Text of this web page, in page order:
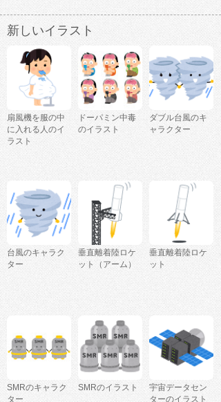
新しいイラスト
扇風機を服の中
に入れる人のイ
ラスト
ドーパミン中毒
のイラスト
ダブル台風のキ
ャラクター
台風のキャラク
ター
垂直離着陸ロケ
ット（アーム）
垂直離着陸ロケ
ット
SMRのキャラク
ター
SMRのイラスト
宇宙データセン
ターのイラスト